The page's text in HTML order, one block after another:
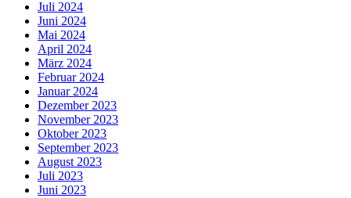
Juli 2024
Juni 2024
Mai 2024
April 2024
März 2024
Februar 2024
Januar 2024
Dezember 2023
November 2023
Oktober 2023
September 2023
August 2023
Juli 2023
Juni 2023